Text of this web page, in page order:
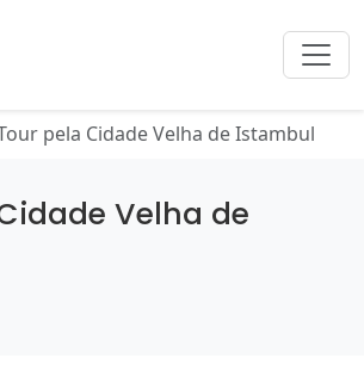
pela Cidade Velha de Istambul
Velha de